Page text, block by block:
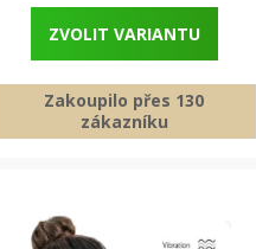
ZVOLIT VARIANTU
Zakoupilo přes 130
zákazníku